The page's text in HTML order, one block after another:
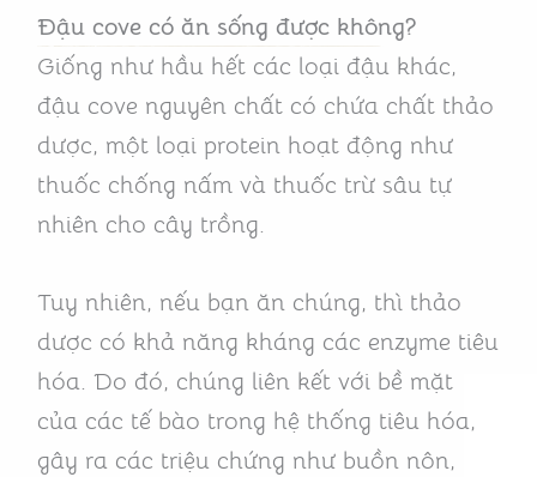
Đậu cove có ăn sống được không?
Giống như hầu hết các loại đậu khác,
đậu cove nguyên chất có chứa chất thảo
dược, một loại protein hoạt động như
thuốc chống nấm và thuốc trừ sâu tự
nhiên cho cây trồng.
Tuy nhiên, nếu bạn ăn chúng, thì thảo
dược có khả năng kháng các enzyme tiêu
hóa. Do đó, chúng liên kết với bề mặt
của các tế bào trong hệ thống tiêu hóa,
gây ra các triệu chứng như buồn nôn,